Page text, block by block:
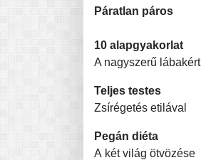
Páratlan páros
10 alapgyakorlat
A nagyszerű lábakért
Teljes testes
Zsírégetés etilával
Pegán diéta
A két világ ötvözése